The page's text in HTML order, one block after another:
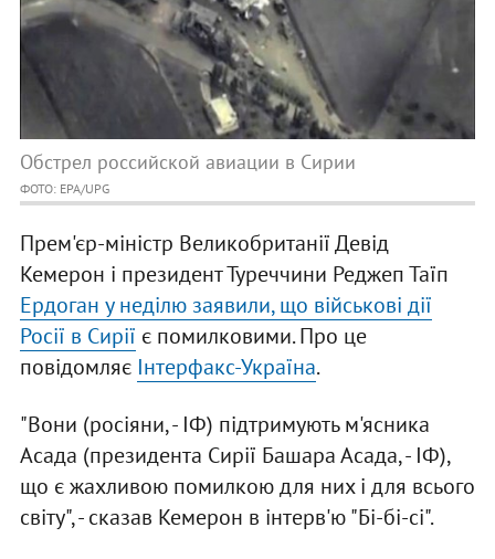
Обстрел российской авиации в Сирии
ФОТО: EPA/UPG
Прем'єр-міністр Великобританії Девід
Кемерон і президент Туреччини Реджеп Таїп
Ердоган у неділю заявили, що військові дії
Росії в Сирії є помилковими. Про це
повідомляє Інтерфакс-Україна.
"Вони (росіяни, - ІФ) підтримують м'ясника
Асада (президента Сирії Башара Асада, - ІФ),
що є жахливою помилкою для них і для всього
світу", - сказав Кемерон в інтерв'ю "Бі-бі-сі".